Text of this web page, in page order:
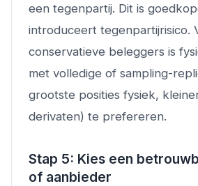
een tegenpartij. Dit is
introduceert tegenpartijrisico.
conservatieve beleggers is
met volledige of sampling-
grootste posities fysiek,
derivaten) te prefereren.
Stap 5: Kies een
of aanbieder